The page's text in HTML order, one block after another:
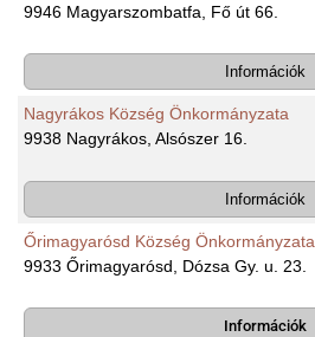
9946 Magyarszombatfa, Fő út 66.
Információk
Nagyrákos Község Önkormányzata
9938 Nagyrákos, Alsószer 16.
Információk
Őrimagyarósd Község Önkormányzata
9933 Őrimagyarósd, Dózsa Gy. u. 23.
Információk